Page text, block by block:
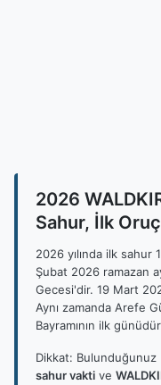
2026
Sahur, İlk Oruç
2026 yılında ilk sahur
Şubat 2026 ramazan
Gecesi'dir. 19 Mart
Aynı zamanda Arefe
Bayramının ilk
Dikkat:
sahur vakti ve